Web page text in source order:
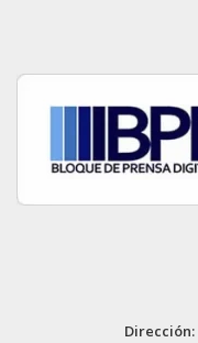
Dirección: